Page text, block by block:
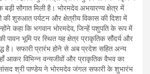
सौगात मिली है। भोरमदेव अभयारण्य क्षेत्र में
शुरुआत पर्यटन और क्षेत्रीय विकास की दिशा में
कहा कि भगवान भोरमदेव, जिन्हें पशुपति के रूप में
पावन भूमि पर स्थित यह क्षेत्र प्राकृतिक सौंदर्य और
है। सफारी प्रारंभ होने से अब प्रदेश सहित अन्य
आकर विभिन्न वन्यजीवों और प्राकृतिक वैभव का
श्री पाण्डेय ने भोरमदेव जंगल सफारी के शुभारंभ